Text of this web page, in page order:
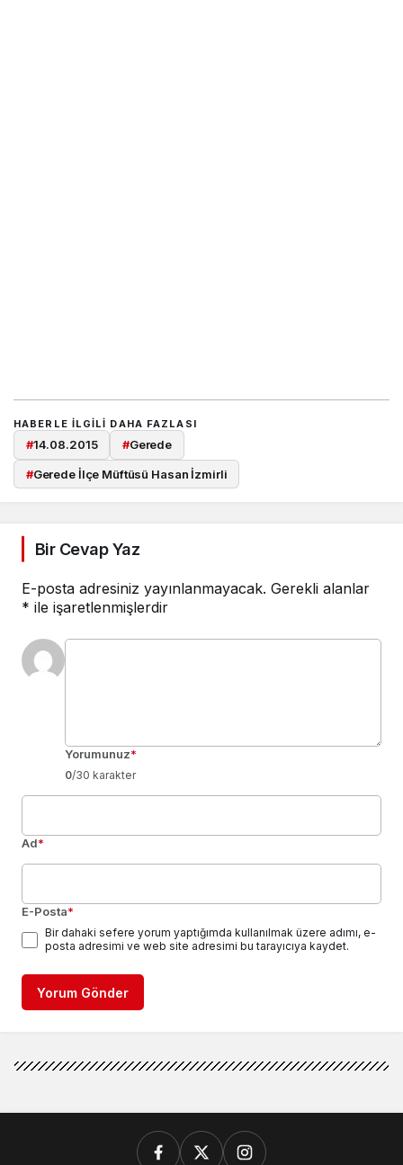
HABERLE ILGILI DAHA FAZLASI
#14.08.2015 #Gerede
#Gerede İlçe Müftüsü Hasan İzmirli
Bir Cevap Yaz
E-posta adresiniz yayınlanmayacak. Gerekli alanlar
* ile işaretlenmişlerdir
Yorumunuz*
0/30 karakter
Ad*
E-Posta*
Bir dahaki sefere yorum yaptığımda kullanılmak üzere adımı, e-
posta adresimi ve web site adresimi bu tarayıcıya kaydet.
Yorum Gönder